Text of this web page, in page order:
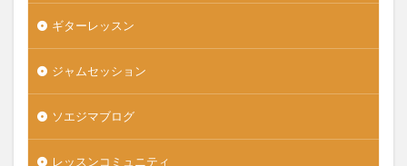
ギターレッスン
ジャムセッション
ソエジマブログ
レッスンコミュニティ